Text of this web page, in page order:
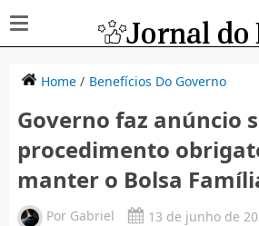
Home/ Benefícios Do Governo
Governo faz anúncio
procedimento
manter o Bolsa
Por Gabriel 13 de junho de